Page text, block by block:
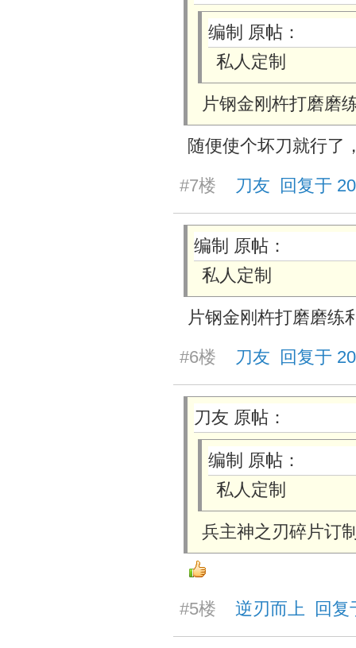
编制 原帖：
私人定制
片钢金刚杵打磨磨
随便使个坏刀就行了
#7楼 刀友 回复于
编制 原帖：
私人定制
片钢金刚杵打磨磨练
#6楼 刀友 回复于
刀友 原帖：
编制 原帖：
私人定制
兵主神之刃碎片订
#5楼 逆刃而上 回复